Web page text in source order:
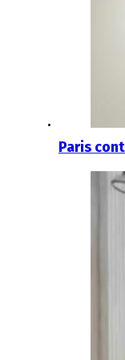
Paris